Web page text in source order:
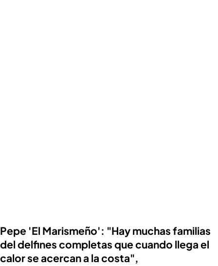
Pepe 'El Marismeño': "Hay muchas familias
del delfines completas que cuando llega el
calor se acercan a la costa",